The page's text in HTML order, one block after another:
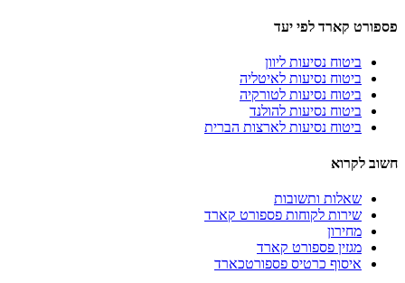
פספורט קארד לפי יעד
ביטוח נסיעות ליוון
ביטוח נסיעות לאיטליה
ביטוח נסיעות לטורקיה
ביטוח נסיעות להולנד
ביטוח נסיעות לארצות הברית
חשוב לקרוא
שאלות ותשובות
שירות לקוחות פספורט קארד
מחירון
מגזין פספורט קארד
איסוף כרטיס פספורטכארד